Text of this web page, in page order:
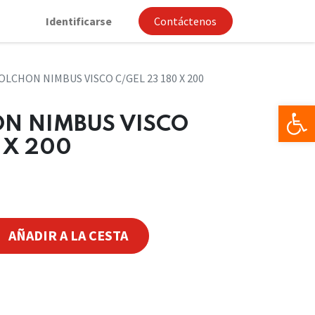
Identificarse Contáctenos
NIMBUS VISCO C/GEL 23 180 X 200
NIMBUS VISCO
X 200
AÑADIR A LA CESTA